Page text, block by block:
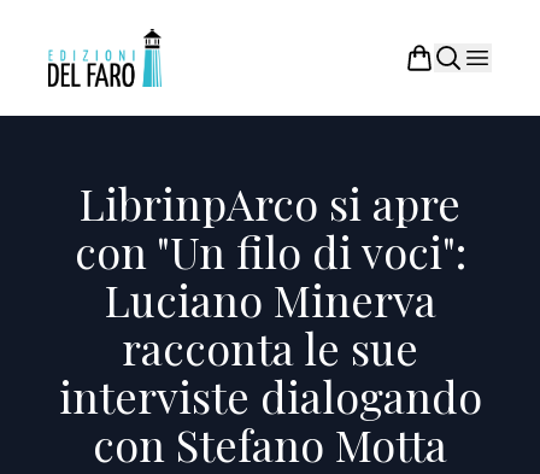
LibrinpArco si apre
con "Un filo di voci":
Luciano Minerva
racconta le sue
interviste dialogando
con Stefano Motta